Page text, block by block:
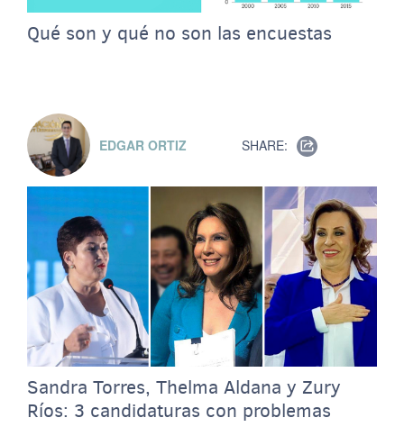
Qué son y qué no son las encuestas
EDGAR ORTIZ SHARE:
Sandra Torres, Thelma Aldana y Zury
Ríos: 3 candidaturas con problemas